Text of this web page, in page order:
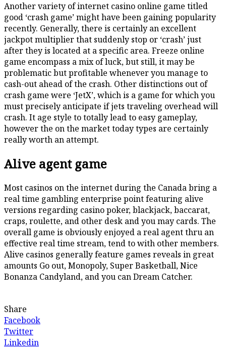
Another variety of internet casino online game titled
good ‘crash game’ might have been gaining popularity
recently. Generally, there is certainly an excellent
jackpot multiplier that suddenly stop or ‘crash’ just
after they is located at a specific area. Freeze online
game encompass a mix of luck, but still, it may be
problematic but profitable whenever you manage to
cash-out ahead of the crash. Other distinctions out of
crash game were ‘JetX’, which is a game for which you
must precisely anticipate if jets traveling overhead will
crash. It age style to totally lead to easy gameplay,
however the on the market today types are certainly
really worth an attempt.
Alive agent game
Most casinos on the internet during the Canada bring a
real time gambling enterprise point featuring alive
versions regarding casino poker, blackjack, baccarat,
craps, roulette, and other desk and you may cards. The
overall game is obviously enjoyed a real agent thru an
effective real time stream, tend to with other members.
Alive casinos generally feature games reveals in great
amounts Go out, Monopoly, Super Basketball, Nice
Bonanza Candyland, and you can Dream Catcher.
Share
Facebook
Twitter
Linkedin